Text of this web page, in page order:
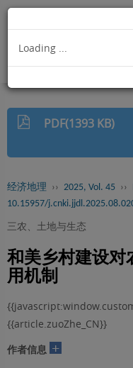
Loading ...
PDF(1393 KB)
经济地理 ›› 2025, Vol. 45 ››
10.15957/
三农、土地与生态
和美乡村建设对
用机制
{{article.zuoZhe_CN}}
作者信息 +